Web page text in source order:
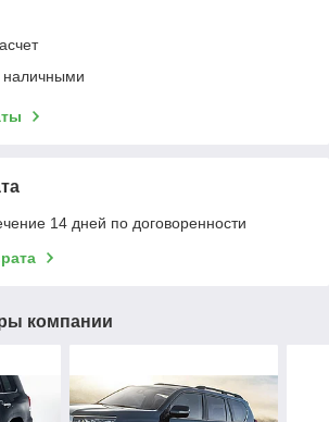
наличными
14 дней по договоренности
компании